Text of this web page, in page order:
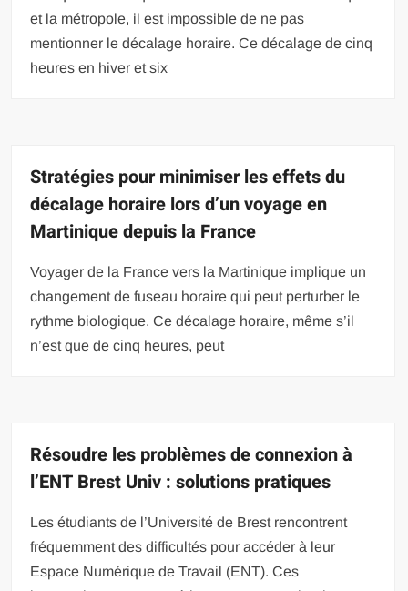
et la métropole, il est impossible de ne pas
mentionner le décalage horaire. Ce décalage de cinq
heures en hiver et six
Stratégies pour minimiser les effets du
décalage horaire lors d’un voyage en
Martinique depuis la France
Voyager de la France vers la Martinique implique un
changement de fuseau horaire qui peut perturber le
rythme biologique. Ce décalage horaire, même s’il
n’est que de cinq heures, peut
Résoudre les problèmes de connexion à
l’ENT Brest Univ : solutions pratiques
Les étudiants de l’Université de Brest rencontrent
fréquemment des difficultés pour accéder à leur
Espace Numérique de Travail (ENT). Ces